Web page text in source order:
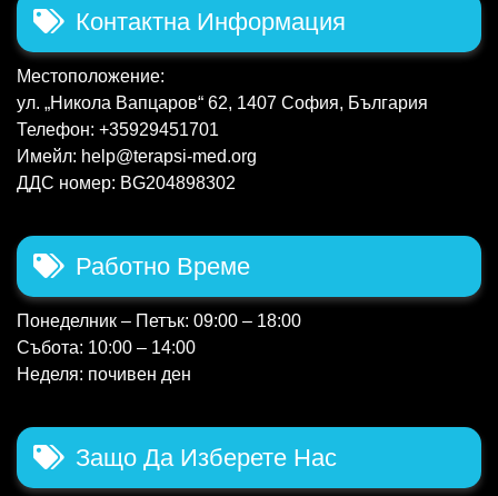
Контактна Информация
Местоположение:
ул. „Никола Вапцаров“ 62, 1407 София, България
Телефон: +35929451701
Имейл: help@terapsi-med.org
ДДС номер: BG204898302
Работно Време
Понеделник – Петък: 09:00 – 18:00
Събота: 10:00 – 14:00
Неделя: почивен ден
Защо Да Изберете Нас